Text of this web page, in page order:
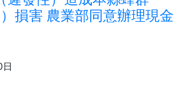
）損害 農業部同意辦理現金